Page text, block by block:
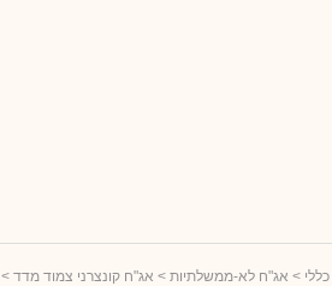
> אג"ח לא-ממשלתיות > אג"ח קונצרני צמוד מדד >